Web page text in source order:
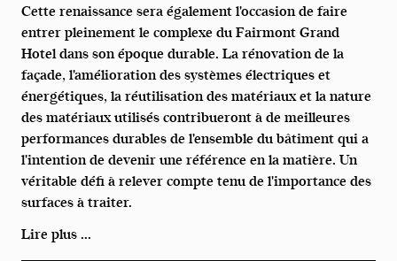
Cette renaissance sera également l'occasion de faire
entrer pleinement le complexe du Fairmont Grand
Hotel dans son époque durable. La rénovation de la
façade, l'amélioration des systèmes électriques et
énergétiques, la réutilisation des matériaux et la nature
des matériaux utilisés contribueront à de meilleures
performances durables de l'ensemble du bâtiment qui a
l'intention de devenir une référence en la matière. Un
véritable défi à relever compte tenu de l'importance des
surfaces à traiter.
Lire plus ...